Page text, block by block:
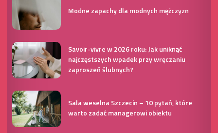
Modne zapachy dla modnych mężczyzn
Savoir-vivre w 2026 roku: Jak uniknąć
najczęstszych wpadek przy wręczaniu
zaproszeń ślubnych?
Sala weselna Szczecin – 10 pytań, które
warto zadać managerowi obiektu